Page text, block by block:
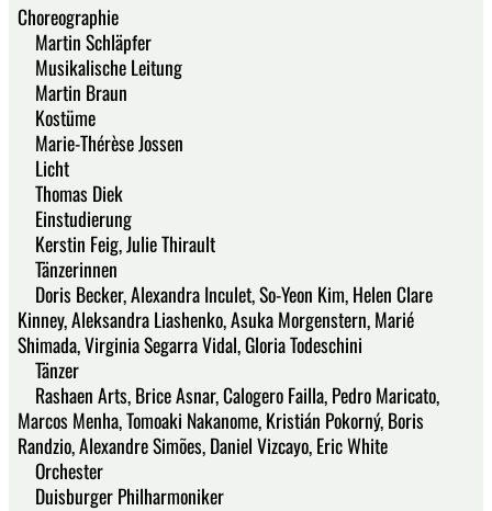
Choreographie
Martin Schläpfer
Musikalische Leitung
Martin Braun
Kostüme
Marie-Thérèse Jossen
Licht
Thomas Diek
Einstudierung
Kerstin Feig, Julie Thirault
Tänzerinnen
Doris Becker, Alexandra Inculet, So-Yeon Kim, Helen Clare
Kinney, Aleksandra Liashenko, Asuka Morgenstern, Marié
Shimada, Virginia Segarra Vidal, Gloria Todeschini
Tänzer
Rashaen Arts, Brice Asnar, Calogero Failla, Pedro Maricato,
Marcos Menha, Tomoaki Nakanome, Kristián Pokorný, Boris
Randzio, Alexandre Simões, Daniel Vizcayo, Eric White
Orchester
Duisburger Philharmoniker